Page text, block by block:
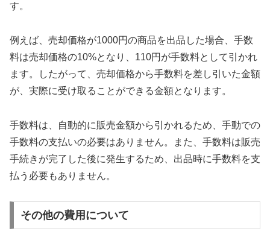
す。
例えば、売却価格が1000円の商品を出品した場合、手数
料は売却価格の10%となり、110円が手数料として引かれ
ます。したがって、売却価格から手数料を差し引いた金額
が、実際に受け取ることができる金額となります。
手数料は、自動的に販売金額から引かれるため、手動での
手数料の支払いの必要はありません。また、手数料は販売
手続きが完了した後に発生するため、出品時に手数料を支
払う必要もありません。
その他の費用について